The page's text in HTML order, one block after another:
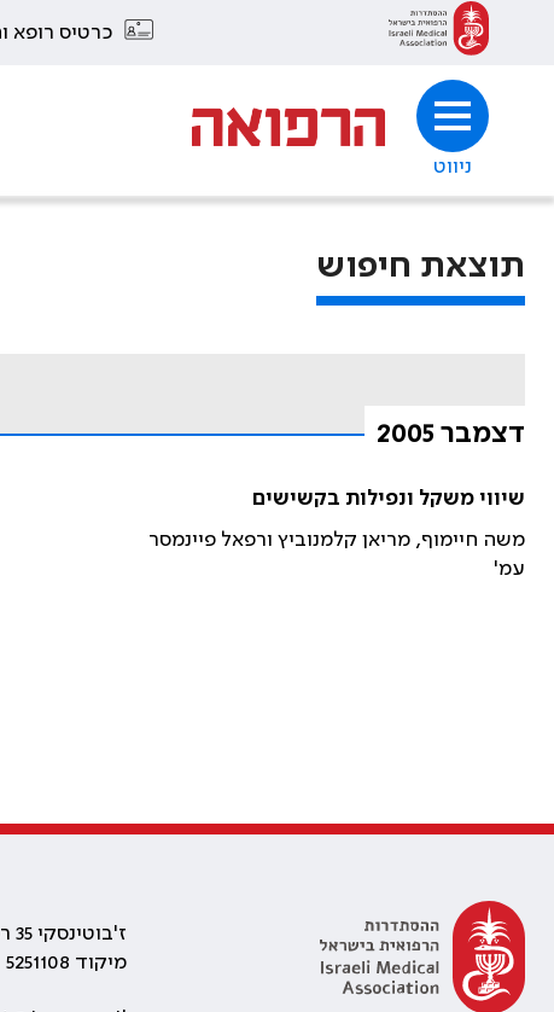
כרטיס רופא
ניווט
תוצאת חיפוש
דצמבר 2005
שיווי משקל ונפילות בקשישים
משה חיימוף, מריאן קלמנוביץ ורפאל פיינמסר
עמ'
ז'בוטינסקי 35 רמת גן, בניין התאומים 2
מיקוד 5251108